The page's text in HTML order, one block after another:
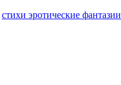
стихи эротические фантазии